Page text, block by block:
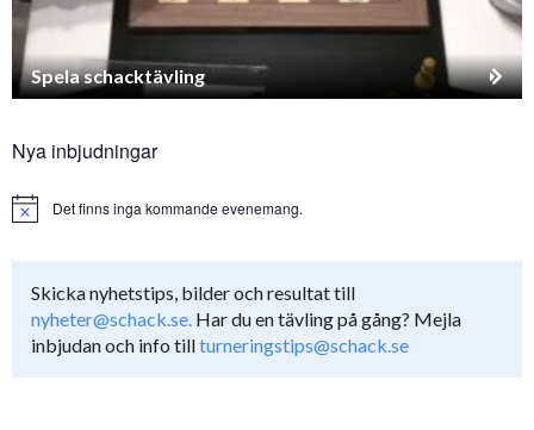
Spela schacktävling
Nya inbjudningar
Notice Det finns inga kommande evenemang.
Skicka nyhetstips, bilder och resultat till
nyheter@schack.se. Har du en tävling på gång? Mejla
inbjudan och info tillturneringstips@schack.se